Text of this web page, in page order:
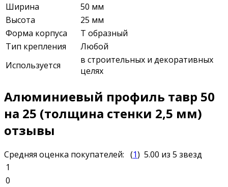
Ширина
50 мм
Высота
25 мм
Форма корпуса
Т образный
Тип крепления
Любой
Используется
в строительных и декоративных
целях
Алюминиевый профиль тавр 50
на 25 (толщина стенки 2,5 мм)
отзывы
Средняя оценка покупателей: (1) 5.00 из 5 звезд
1
0